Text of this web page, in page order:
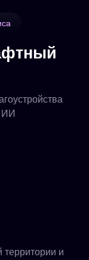
ИИ
территории и